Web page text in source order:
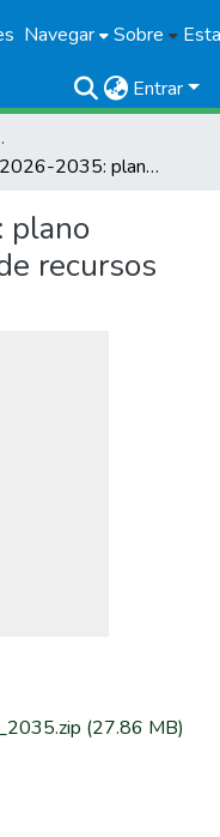
Navegar Sobre
Entrar
PlanGeo 2026-2035: plano decenal de pesquisa de recursos minerais
plano
recursos
(27.86 MB)